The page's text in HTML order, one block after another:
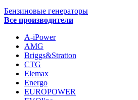
Бензиновые генераторы
Все производители
A-iPower
AMG
Briggs&Stratton
CTG
Elemax
Energo
EUROPOWER